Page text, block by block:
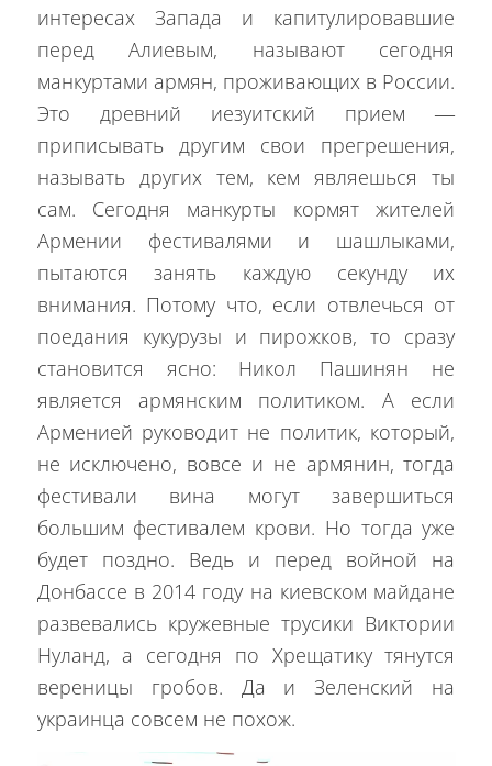
интересах Запада и капитулировавшие
перед Алиевым, называют сегодня
манкуртами армян, проживающих в России.
Это древний иезуитский прием —
приписывать другим свои прегрешения,
называть других тем, кем являешься ты
сам. Сегодня манкурты кормят жителей
Армении фестивалями и шашлыками,
пытаются занять каждую секунду их
внимания. Потому что, если отвлечься от
поедания кукурузы и пирожков, то сразу
становится ясно: Никол Пашинян не
является армянским политиком. А если
Арменией руководит не политик, который,
не исключено, вовсе и не армянин, тогда
фестивали вина могут завершиться
большим фестивалем крови. Но тогда уже
будет поздно. Ведь и перед войной на
Донбассе в 2014 году на киевском майдане
развевались кружевные трусики Виктории
Нуланд, а сегодня по Хрещатику тянутся
вереницы гробов. Да и Зеленский на
украинца совсем не похож.